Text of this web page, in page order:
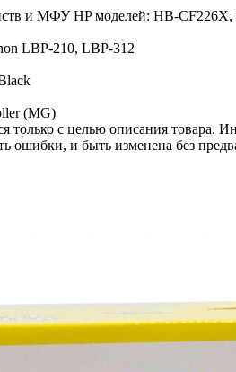
и МФУ HP моделей: HB-
LBP-210, LBP-312
(MG)
с целью описания товара.
ошибки, и быть изменена без